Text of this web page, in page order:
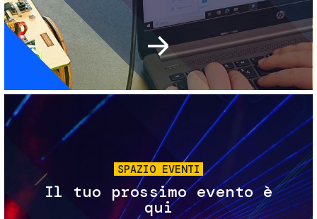
Immagine
SPAZIO EVENTI
Il tuo prossimo evento è
qui